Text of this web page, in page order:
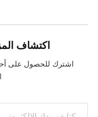
اكتشاف
اشترك للحصول على
كتابة بريدك الإلكتروني...